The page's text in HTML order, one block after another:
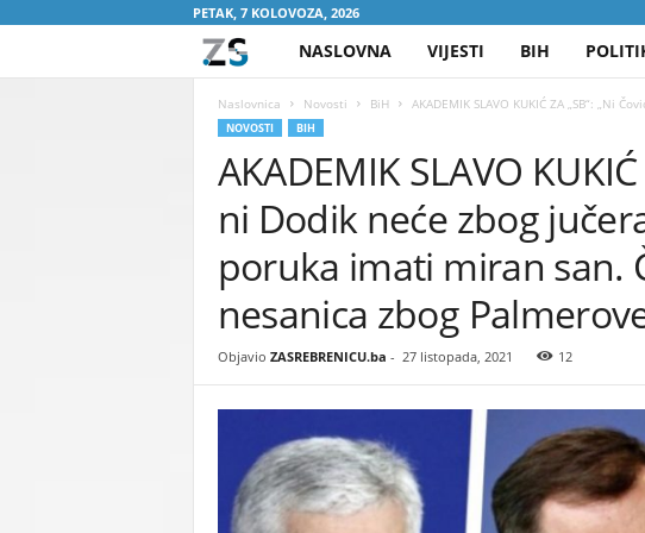
PETAK, 7 KOLOVOZA, 2026
A
R
E
B
R
N
NASLOVNA VIJESTI BIH
Naslovnica Novosti BiH AKADEMIK SLAVO KUKIĆ ZA „SB“: „Ni
NOVOSTI BIH
AKADEMIK SLAVO
ni Dodik neće zbog
poruka imati miran san.
nesanica zbog
Objavio ZASREBRENICU.ba - 27 listopada, 2021 12